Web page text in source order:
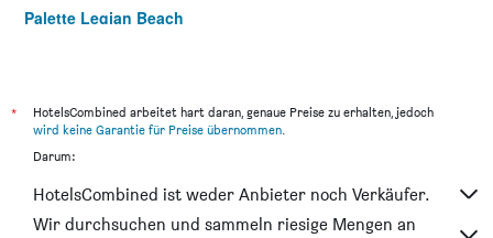
Palette Legian Beach
Denpasar/Hotel Segara Agung
Gazebo Beach Hotel
Puri Sading Hotel
*
HotelsCombined arbeitet hart daran, genaue Preise zu erhalten, jedoch
wird keine Garantie für Preise übernommen.
Darum:
HotelsCombined ist weder Anbieter noch Verkäufer.
Wir durchsuchen und sammeln riesige Mengen an